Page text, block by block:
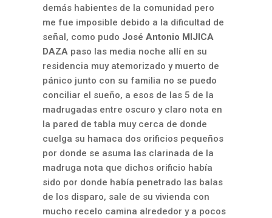
demás habientes de la comunidad pero
me fue imposible debido a la dificultad de
señal, como pudo José Antonio MIJICA
DAZA paso las media noche allí en su
residencia muy atemorizado y muerto de
pánico junto con su familia no se puedo
conciliar el sueño, a esos de las 5 de la
madrugadas entre oscuro y claro nota en
la pared de tabla muy cerca de donde
cuelga su hamaca dos orificios pequeños
por donde se asuma las clarinada de la
madruga nota que dichos orificio había
sido por donde había penetrado las balas
de los disparo, sale de su vivienda con
mucho recelo camina alrededor y a pocos